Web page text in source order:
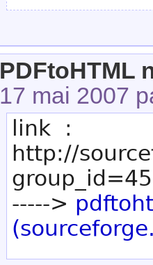
PDFtoHTML
17 mai 2007
link :
http://
----->